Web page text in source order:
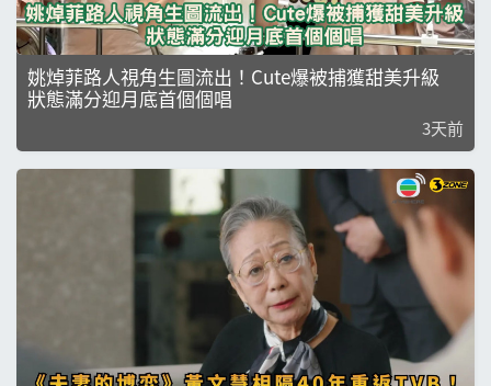
姚焯菲路人視角生圖流出！Cute爆被捕獲甜美升級
狀態滿分迎月底首個個唱
3天前